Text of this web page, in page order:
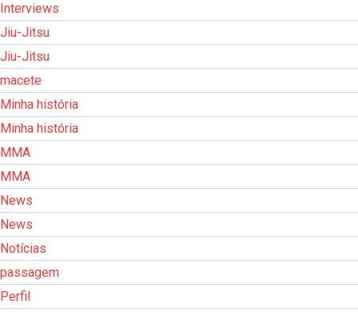
Interviews
Jiu-Jitsu
Jiu-Jitsu
macete
Minha história
Minha história
MMA
MMA
News
News
Notícias
passagem
Perfil